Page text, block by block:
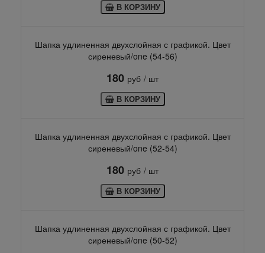
В КОРЗИНУ
Шапка удлиненная двухслойная с графикой. Цвет
сиреневый/one (54-56)
180 руб / шт
В КОРЗИНУ
Шапка удлиненная двухслойная с графикой. Цвет
сиреневый/one (52-54)
180 руб / шт
В КОРЗИНУ
Шапка удлиненная двухслойная с графикой. Цвет
сиреневый/one (50-52)